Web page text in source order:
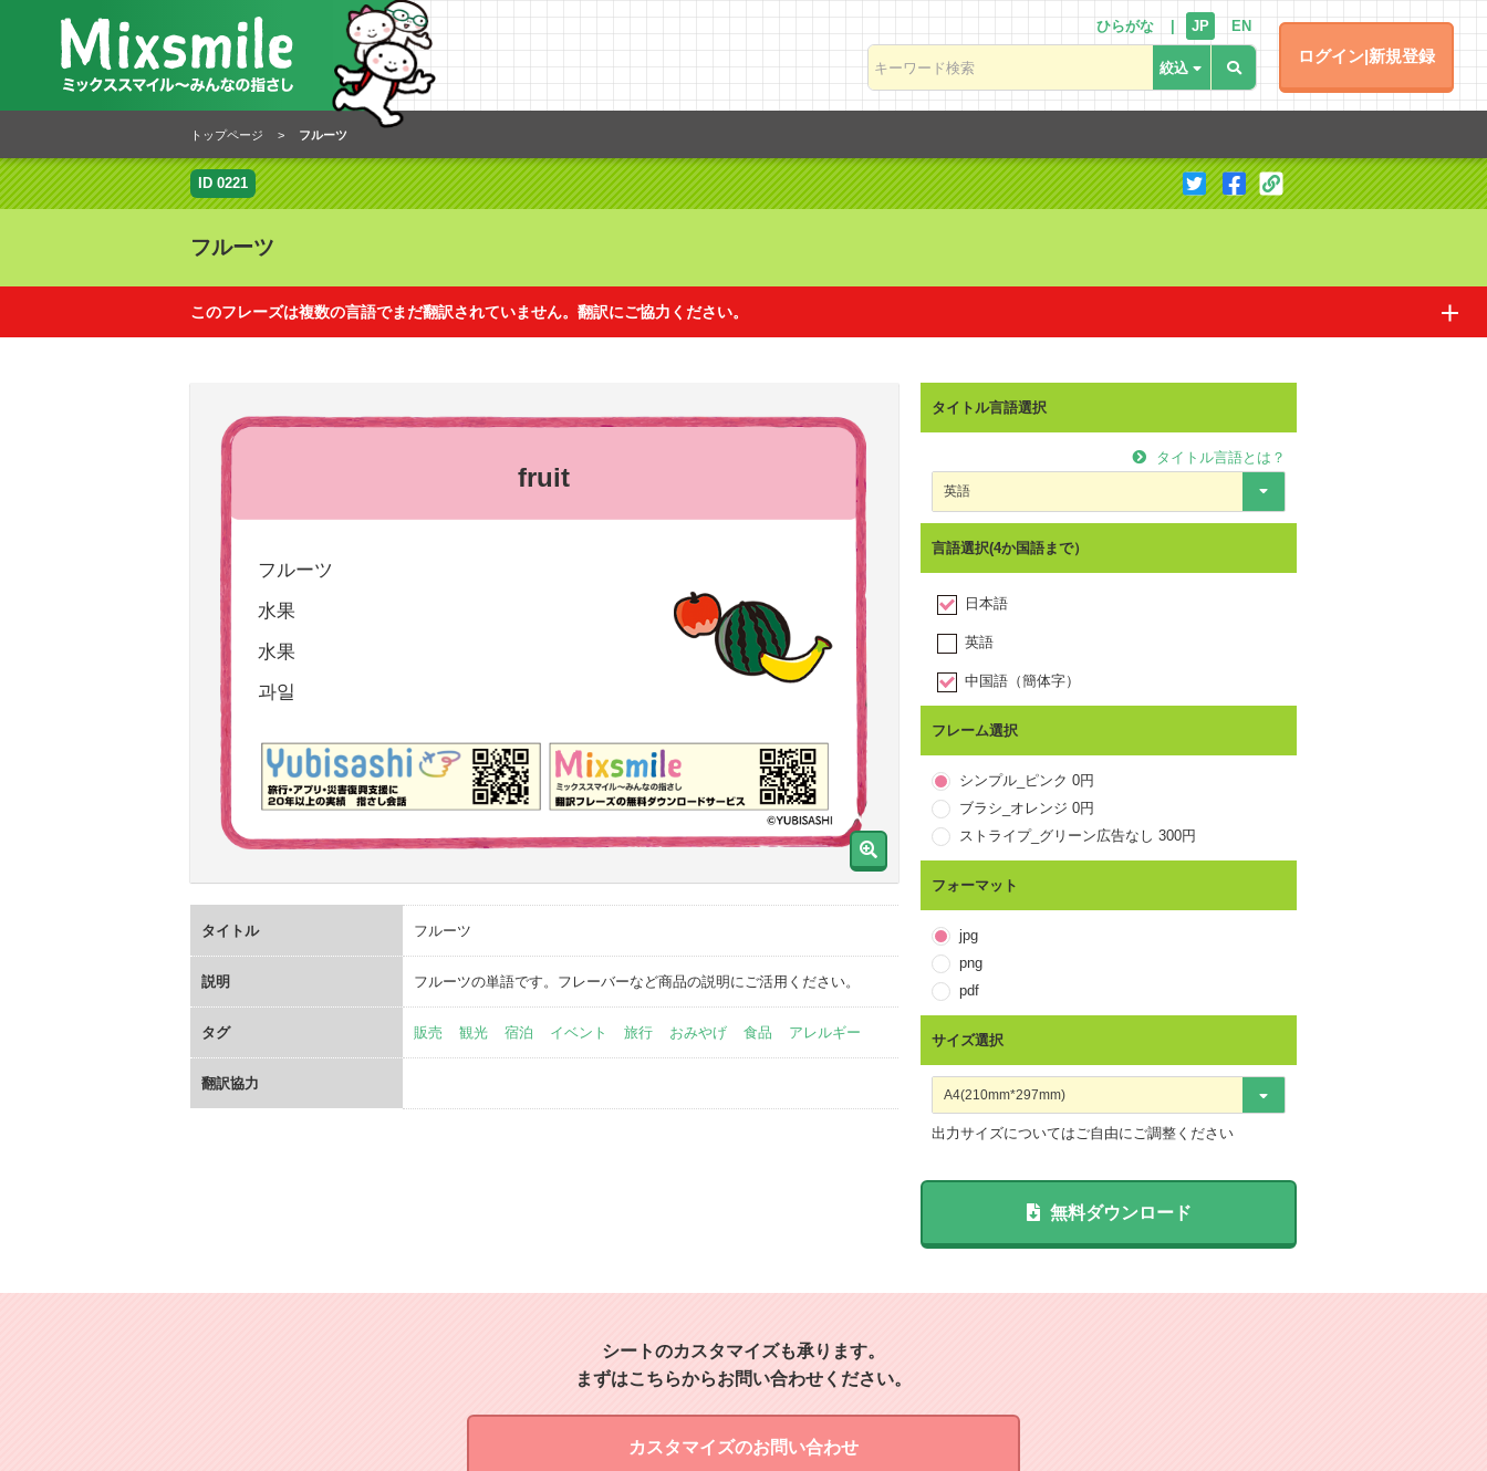
ひらがな JP EN
ログイン|新規登録
トップページ > フルーツ
ID 0221
フルーツ
このフレーズは複数の言語でまだ翻訳されていません。翻訳にご協力ください。
ベトナム語 ドイツ語
fruit
フルーツ
水果
水果
과일
タイトル フルーツ
説明 フルーツの単語です。フレーバーなど商品の説明にご活用ください。
タグ 販売 観光 宿泊 イベント 旅行 おみやげ 食品 アレルギー
翻訳協力
タイトル言語選択
タイトル言語とは？
言語選択(4か国語まで）
日本語
英語
中国語（簡体字）
中国語（繁体字）
韓国語
タイ語
フレーム選択
シンプル_ピンク 0円
ブラシ_オレンジ 0円
ストライプ_グリーン広告なし 300円
フォーマット
jpg
png
pdf
サイズ選択
出力サイズについてはご自由にご調整ください
無料ダウンロード
シートのカスタマイズも承ります。
まずはこちらからお問い合わせください。
カスタマイズのお問い合わせ